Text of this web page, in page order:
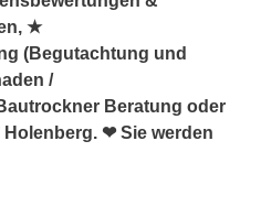
★
(Begutachtung und
/
Beratung oder
❤ Sie werden